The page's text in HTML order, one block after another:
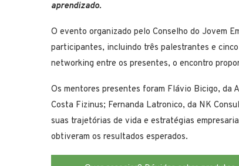
aprendizado.
O evento organizado pelo Conselho do Jovem
participantes, incluindo três palestrantes e
networking entre os presentes, o encontro
Os mentores presentes foram Flávio Bicigo, da
Costa Fizinus; Fernanda Latronico, da NK
suas trajetórias de vida e estratégias
obtiveram os resultados esperados.